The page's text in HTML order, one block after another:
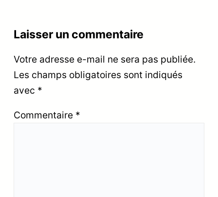
Laisser un commentaire
Votre adresse e-mail ne sera pas publiée.
Les champs obligatoires sont indiqués
avec *
Commentaire *